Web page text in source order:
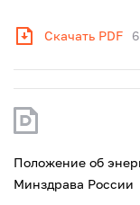
Скачать PDF
Положение об
Минздрава России